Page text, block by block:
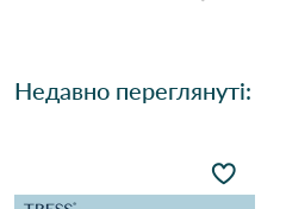
Недавно переглянуті: